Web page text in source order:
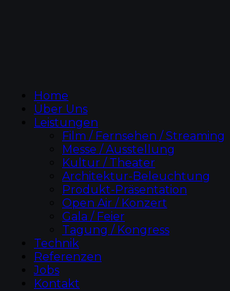
Home
Über Uns
Leistungen
Film / Fernsehen / Streaming
Messe / Ausstellung
Kultur / Theater
Architektur-Beleuchtung
Produkt-Präsentation
Open Air / Konzert
Gala / Feier
Tagung / Kongress
Technik
Referenzen
Jobs
Kontakt